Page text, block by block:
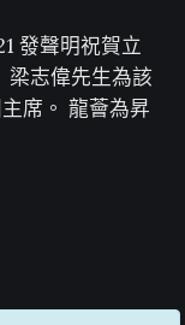
發聲明祝賀立
梁志偉先生為該
席。 龍薈為昇